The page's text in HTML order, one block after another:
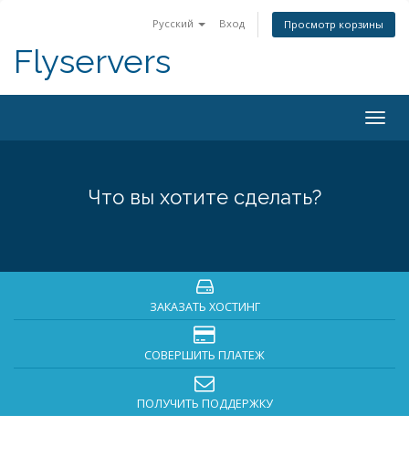
Русский Вход Просмотр корзины
Flyservers
Что вы хотите сделать?
ЗАКАЗАТЬ ХОСТИНГ
СОВЕРШИТЬ ПЛАТЕЖ
ПОЛУЧИТЬ ПОДДЕРЖКУ